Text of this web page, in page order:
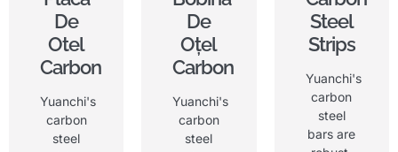
De
Otel
Carbon
Yuanchi's
carbon
steel
De
Oțel
Carbon
Yuanchi's
carbon
steel
Steel
Strips
Yuanchi's
carbon
steel
bars are